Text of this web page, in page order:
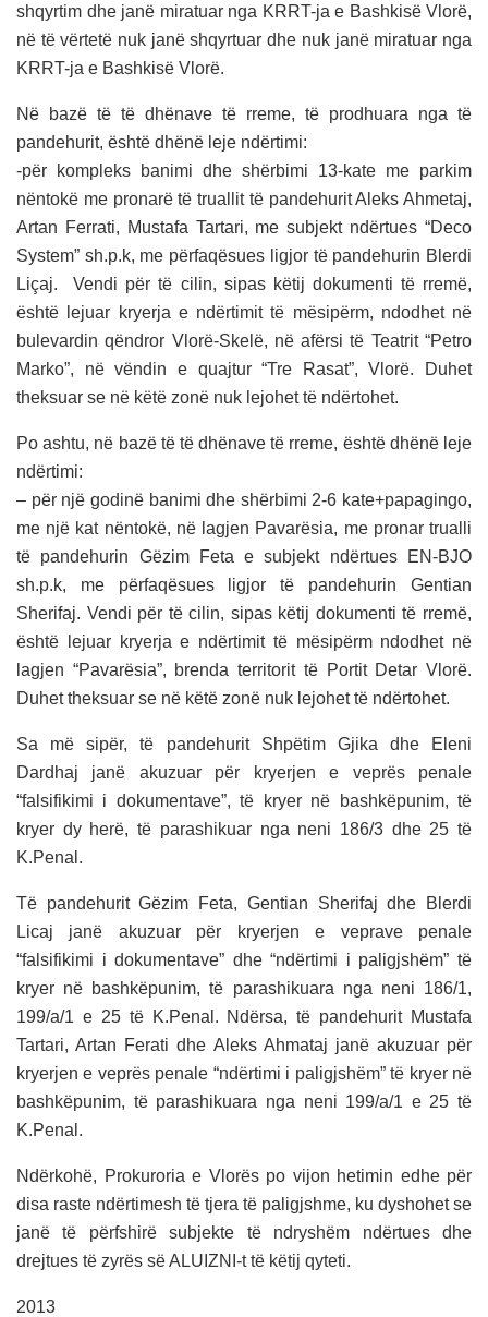
shqyrtim dhe janë miratuar nga KRRT-ja e Bashkisë Vlorë,
në të vërtetë nuk janë shqyrtuar dhe nuk janë miratuar nga
KRRT-ja e Bashkisë Vlorë.
Në bazë të të dhënave të rreme, të prodhuara nga të
pandehurit, është dhënë leje ndërtimi:
-për kompleks banimi dhe shërbimi 13-kate me parkim
nëntokë me pronarë të truallit të pandehurit Aleks Ahmetaj,
Artan Ferrati, Mustafa Tartari, me subjekt ndërtues “Deco
System” sh.p.k, me përfaqësues ligjor të pandehurin Blerdi
Liçaj. Vendi për të cilin, sipas këtij dokumenti të rremë,
është lejuar kryerja e ndërtimit të mësipërm, ndodhet në
bulevardin qëndror Vlorë-Skelë, në afërsi të Teatrit “Petro
Marko”, në vëndin e quajtur “Tre Rasat”, Vlorë. Duhet
theksuar se në këtë zonë nuk lejohet të ndërtohet.
Po ashtu, në bazë të të dhënave të rreme, është dhënë leje
ndërtimi:
– për një godinë banimi dhe shërbimi 2-6 kate+papagingo,
me një kat nëntokë, në lagjen Pavarësia, me pronar trualli
të pandehurin Gëzim Feta e subjekt ndërtues EN-BJO
sh.p.k, me përfaqësues ligjor të pandehurin Gentian
Sherifaj. Vendi për të cilin, sipas këtij dokumenti të rremë,
është lejuar kryerja e ndërtimit të mësipërm ndodhet në
lagjen “Pavarësia”, brenda territorit të Portit Detar Vlorë.
Duhet theksuar se në këtë zonë nuk lejohet të ndërtohet.
Sa më sipër, të pandehurit Shpëtim Gjika dhe Eleni
Dardhaj janë akuzuar për kryerjen e veprës penale
“falsifikimi i dokumentave”, të kryer në bashkëpunim, të
kryer dy herë, të parashikuar nga neni 186/3 dhe 25 të
K.Penal.
Të pandehurit Gëzim Feta, Gentian Sherifaj dhe Blerdi
Licaj janë akuzuar për kryerjen e veprave penale
“falsifikimi i dokumentave” dhe “ndërtimi i paligjshëm” të
kryer në bashkëpunim, të parashikuara nga neni 186/1,
199/a/1 e 25 të K.Penal. Ndërsa, të pandehurit Mustafa
Tartari, Artan Ferati dhe Aleks Ahmataj janë akuzuar për
kryerjen e veprës penale “ndërtimi i paligjshëm” të kryer në
bashkëpunim, të parashikuara nga neni 199/a/1 e 25 të
K.Penal.
Ndërkohë, Prokuroria e Vlorës po vijon hetimin edhe për
disa raste ndërtimesh të tjera të paligjshme, ku dyshohet se
janë të përfshirë subjekte të ndryshëm ndërtues dhe
drejtues të zyrës së ALUIZNI-t të këtij qyteti.
2013